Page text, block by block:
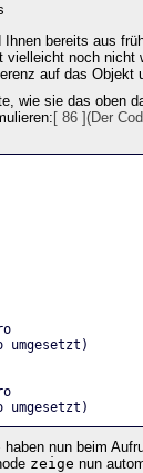
bereits aus
noch
auf das
wie sie das oben
[ 86 ](Der
umgesetzt)
umgesetzt)
haben nun beim
zeige nun